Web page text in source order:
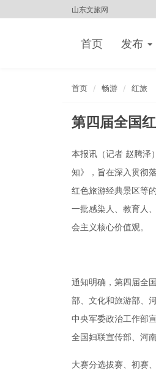
山东文旅网
首页 发布
首页 畅游 红旅
第四届全国
本报讯（记者 赵腾泽
知》，旨在深入贯彻
红色旅游经典景区等
一批感染人、教育人
会主义核心价值观。
通知明确，第四届全
部、文化和旅游部、
中央军委政治工作部
全国妇联宣传部、河
大赛分选拔赛、初赛